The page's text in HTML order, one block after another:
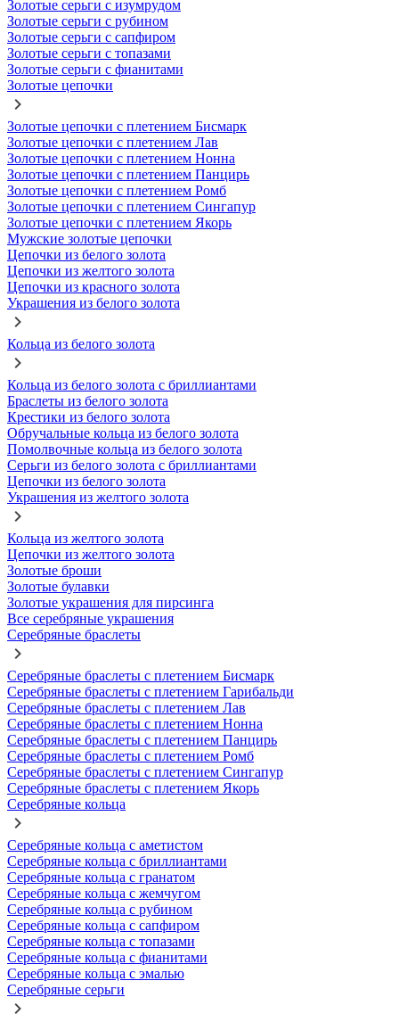
Золотые серьги с изумрудом
Золотые серьги с рубином
Золотые серьги с сапфиром
Золотые серьги с топазами
Золотые серьги с фианитами
Золотые цепочки
Золотые цепочки с плетением Бисмарк
Золотые цепочки с плетением Лав
Золотые цепочки с плетением Нонна
Золотые цепочки с плетением Панцирь
Золотые цепочки с плетением Ромб
Золотые цепочки с плетением Сингапур
Золотые цепочки с плетением Якорь
Мужские золотые цепочки
Цепочки из белого золота
Цепочки из желтого золота
Цепочки из красного золота
Украшения из белого золота
Кольца из белого золота
Кольца из белого золота с бриллиантами
Браслеты из белого золота
Крестики из белого золота
Обручальные кольца из белого золота
Помолвочные кольца из белого золота
Серьги из белого золота с бриллиантами
Цепочки из белого золота
Украшения из желтого золота
Кольца из желтого золота
Цепочки из желтого золота
Золотые броши
Золотые булавки
Золотые украшения для пирсинга
Все серебряные украшения
Серебряные браслеты
Серебряные браслеты с плетением Бисмарк
Серебряные браслеты с плетением Гарибальди
Серебряные браслеты с плетением Лав
Серебряные браслеты с плетением Нонна
Серебряные браслеты с плетением Панцирь
Серебряные браслеты с плетением Ромб
Серебряные браслеты с плетением Сингапур
Серебряные браслеты с плетением Якорь
Серебряные кольца
Серебряные кольца с аметистом
Серебряные кольца с бриллиантами
Серебряные кольца с гранатом
Серебряные кольца с жемчугом
Серебряные кольца с рубином
Серебряные кольца с сапфиром
Серебряные кольца с топазами
Серебряные кольца с фианитами
Серебряные кольца с эмалью
Серебряные серьги